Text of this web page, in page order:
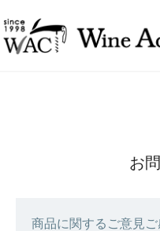
お
商品に関するご意見